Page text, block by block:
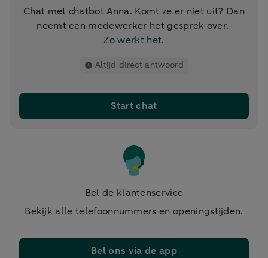
Chat met chatbot Anna. Komt ze er niet uit? Dan
neemt een medewerker het gesprek over.
Zo werkt het.
Altijd direct antwoord
Start chat
Bel de klantenservice
Bekijk alle telefoonnummers en openingstijden.
Bel ons via de app